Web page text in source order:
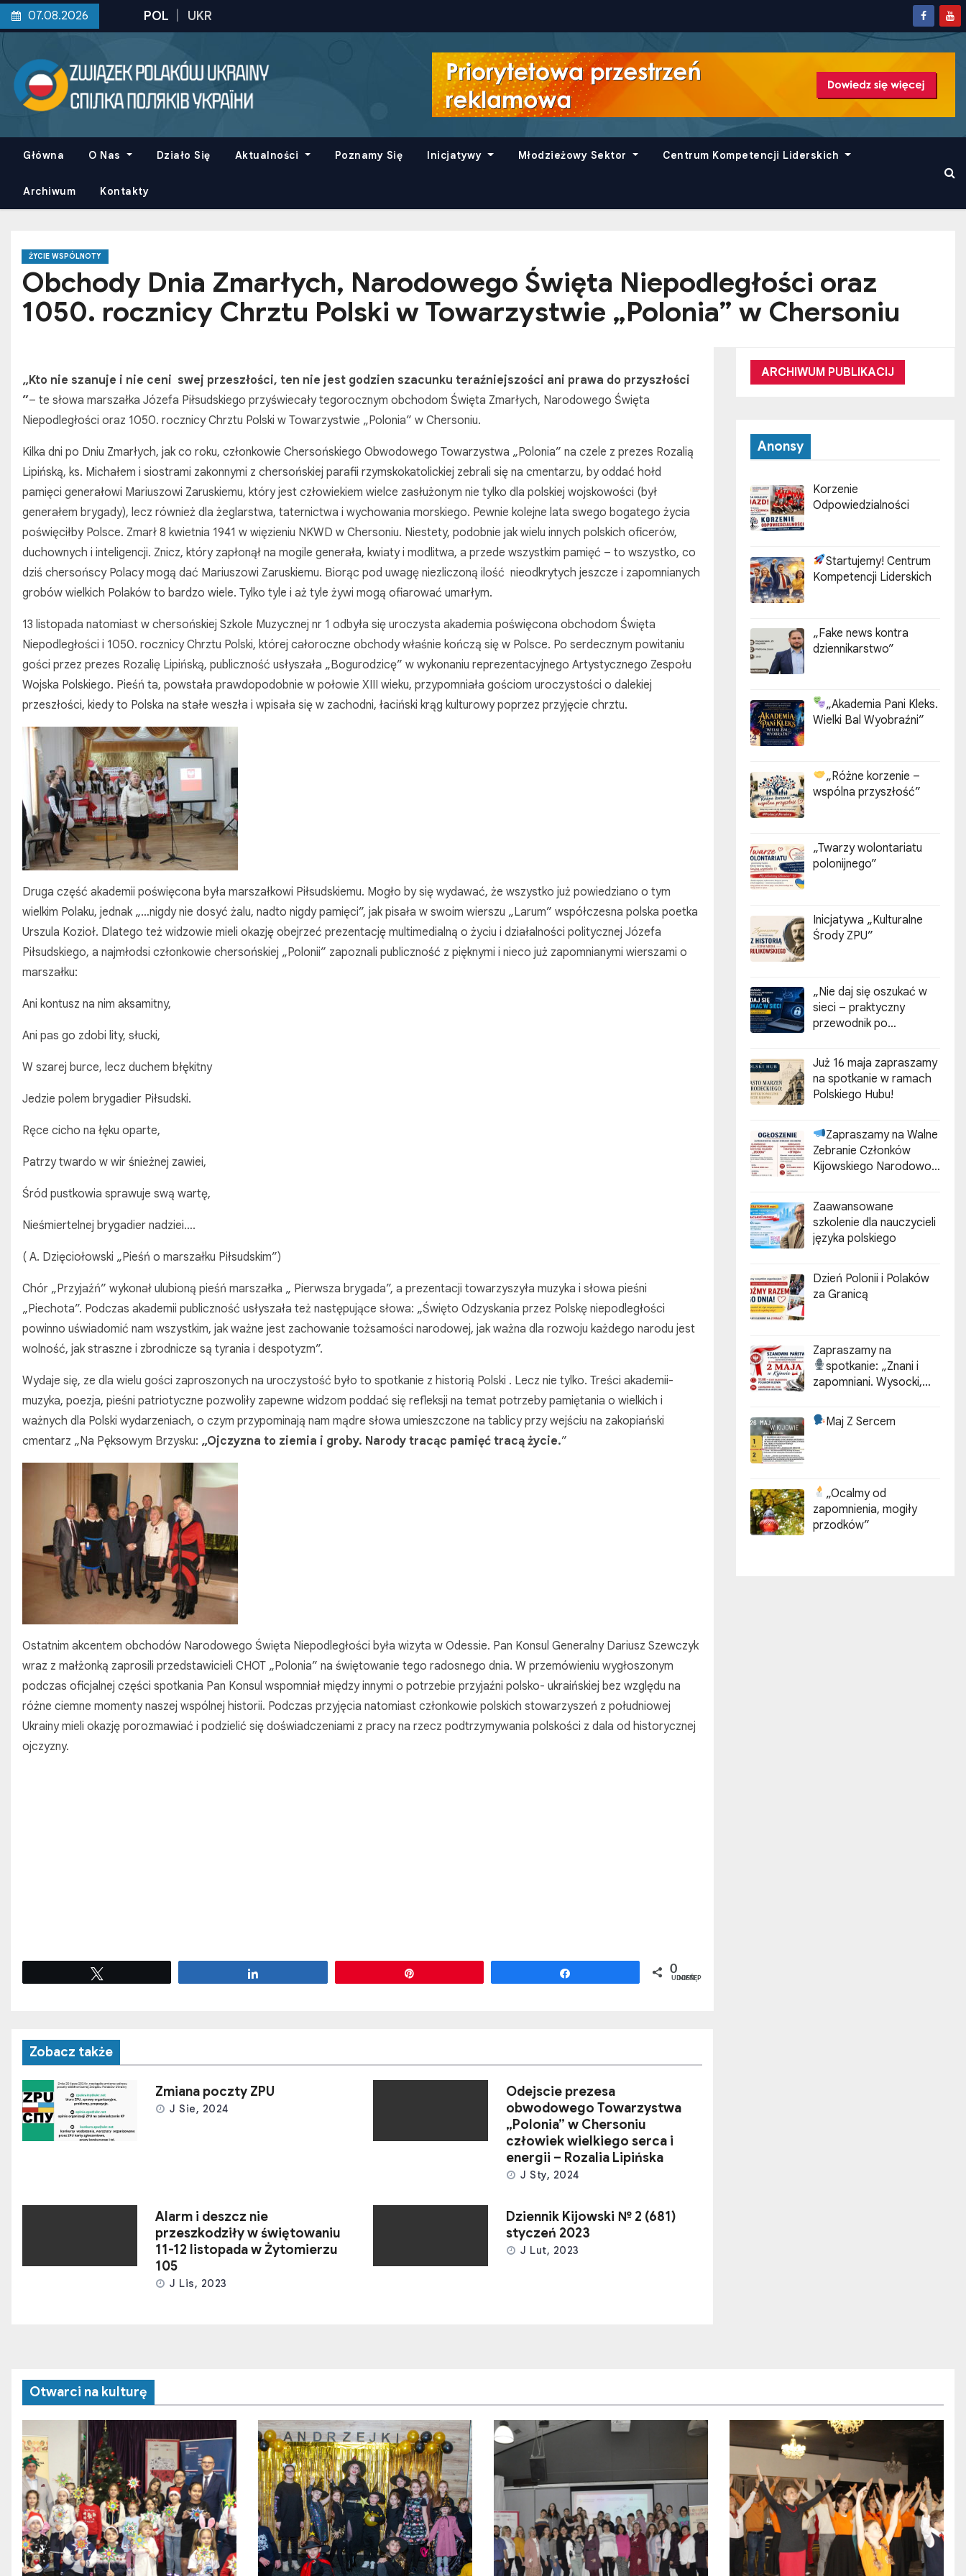
k
e
07.08.2026
Główna O Nas Działo Się Aktualności Poznamy Się Inicjatywy Młodzieżowy Sektor Centrum Kompetencji Liderskich
Archiwum Kontakty
ŻYCIE WSPÓLNOTY
Obchody Dnia Zmarłych, Narodowego Święta Niepodległości oraz
1050. rocznicy Chrztu Polski w Towarzystwie „Polonia” w Chersoniu
„Kto nie szanuje i nie ceni swej przeszłości, ten nie jest godzien szacunku teraźniejszości ani prawa do przyszłości
”– te słowa marszałka Józefa Piłsudskiego przyświecały tegorocznym obchodom Święta Zmarłych, Narodowego Święta
Niepodległości oraz 1050. rocznicy Chrztu Polski w Towarzystwie „Polonia” w Chersoniu.
Kilka dni po Dniu Zmarłych, jak co roku, członkowie Chersońskiego Obwodowego Towarzystwa „Polonia” na czele z prezes Rozalią
Lipińską, ks. Michałem i siostrami zakonnymi z chersońskiej parafii rzymskokatolickiej zebrali się na cmentarzu, by oddać hołd
pamięci generałowi Mariuszowi Zaruskiemu, który jest człowiekiem wielce zasłużonym nie tylko dla polskiej wojskowości (był
generałem brygady), lecz również dla żeglarstwa, taternictwa i wychowania morskiego. Pewnie kolejne lata swego bogatego życia
poświęciłby Polsce. Zmarł 8 kwietnia 1941 w więzieniu NKWD w Chersoniu. Niestety, podobnie jak wielu innych polskich oficerów,
duchownych i inteligencji. Znicz, który zapłonął na mogile generała, kwiaty i modlitwa, a przede wszystkim pamięć – to wszystko, co
dziś chersońscy Polacy mogą dać Mariuszowi Zaruskiemu. Biorąc pod uwagę niezliczoną ilość nieodkrytych jeszcze i zapomnianych
grobów wielkich Polaków to bardzo wiele. Tylko tyle i aż tyle żywi mogą ofiarować umarłym.
13 listopada natomiast w chersońskiej Szkole Muzycznej nr 1 odbyła się uroczysta akademia poświęcona obchodom Święta
Niepodległości i 1050. rocznicy Chrztu Polski, której całoroczne obchody właśnie kończą się w Polsce. Po serdecznym powitaniu
gości przez prezes Rozalię Lipińską, publiczność usłyszała „Bogurodzicę” w wykonaniu reprezentacyjnego Artystycznego Zespołu
Wojska Polskiego. Pieśń ta, powstała prawdopodobnie w połowie XIII wieku, przypomniała gościom uroczystości o dalekiej
przeszłości, kiedy to Polska na stałe weszła i wpisała się w zachodni, łaciński krąg kulturowy poprzez przyjęcie chrztu.
Druga część akademii poświęcona była marszałkowi Piłsudskiemu. Mogło by się wydawać, że wszystko już powiedziano o tym
wielkim Polaku, jednak „…nigdy nie dosyć żalu, nadto nigdy pamięci”, jak pisała w swoim wierszu „Larum” współczesna polska poetka
Urszula Kozioł. Dlatego też widzowie mieli okazję obejrzeć prezentację multimedialną o życiu i działalności politycznej Józefa
Piłsudskiego, a najmłodsi członkowie chersońskiej „Polonii” zapoznali publiczność z pięknymi i nieco już zapomnianymi wierszami o
marszałku:
Ani kontusz na nim aksamitny,
Ani pas go zdobi lity, słucki,
W szarej burce, lecz duchem błękitny
Jedzie polem brygadier Piłsudski.
Ręce cicho na łęku oparte,
Patrzy twardo w wir śnieżnej zawiei,
Śród pustkowia sprawuje swą wartę,
Nieśmiertelnej brygadier nadziei….
( A. Dzięciołowski „Pieśń o marszałku Piłsudskim”)
Chór „Przyjaźń” wykonał ulubioną pieśń marszałka „ Pierwsza brygada”, a prezentacji towarzyszyła muzyka i słowa pieśni
„Piechota”. Podczas akademii publiczność usłyszała też następujące słowa: „Święto Odzyskania przez Polskę niepodległości
powinno uświadomić nam wszystkim, jak ważne jest zachowanie tożsamości narodowej, jak ważna dla rozwoju każdego narodu jest
wolność, jak straszne i zbrodnicze są tyrania i despotyzm”.
Wydaje się, ze dla wielu gości zaproszonych na uroczystość było to spotkanie z historią Polski . Lecz nie tylko. Treści akademii-
muzyka, poezja, pieśni patriotyczne pozwoliły zapewne widzom poddać się refleksji na temat potrzeby pamiętania o wielkich i
ważnych dla Polski wydarzeniach, o czym przypominają nam mądre słowa umieszczone na tablicy przy wejściu na zakopiański
cmentarz „Na Pęksowym Brzysku: „Ojczyzna to ziemia i groby. Narody tracąc pamięć tracą życie.”
Ostatnim akcentem obchodów Narodowego Święta Niepodległości była wizyta w Odessie. Pan Konsul Generalny Dariusz Szewczyk
wraz z małżonką zaprosili przedstawicieli CHOT „Polonia” na świętowanie tego radosnego dnia. W przemówieniu wygłoszonym
podczas oficjalnej części spotkania Pan Konsul wspomniał między innymi o potrzebie przyjaźni polsko- ukraińskiej bez względu na
różne ciemne momenty naszej wspólnej historii. Podczas przyjęcia natomiast członkowie polskich stowarzyszeń z południowej
Ukrainy mieli okazję porozmawiać i podzielić się doświadczeniami z pracy na rzecz podtrzymywania polskości z dala od historycznej
ojczyzny.
0
UDOSTĘPNIEŃ
Zobacz także
Zmiana poczty ZPU
J Sie, 2024
Odejscie prezesa
obwodowego Towarzystwa
„Polonia” w Chersoniu
człowiek wielkiego serca i
energii – Rozalia Lipińska
J Sty, 2024
Alarm i deszcz nie
przeszkodziły w świętowaniu
11-12 listopada w Żytomierzu
105
J Lis, 2023
Dziennik Kijowski № 2 (681)
styczeń 2023
J Lut, 2023
ARCHIWUM PUBLIKACIJ
Anonsy
Korzenie
Odpowiedzialności
Startujemy! Centrum
Kompetencji Liderskich
„Fake news kontra
dziennikarstwo”
„Akademia Pani Kleks.
Wielki Bal Wyobraźni”
„Różne korzenie –
wspólna przyszłość”
„Twarzy wolontariatu
polonijnego”
Inicjatywa „Kulturalne
Środy ZPU”
„Nie daj się oszukać w
sieci – praktyczny
przewodnik po
Już 16 maja zapraszamy
na spotkanie w ramach
Polskiego Hubu!
Zapraszamy na Walne
Zebranie Członków
Kijowskiego Narodowo-
Stowarzyszenia Polaków
„ZGODA”
Zaawansowane
szkolenie dla nauczycieli
języka polskiego
Dzień Polonii i Polaków
za Granicą
Zapraszamy na
spotkanie: „Znani i
zapomniani. Wysocki,
historii Kijowa”
Maj Z Sercem
„Ocalmy od
zapomnienia, mogiły
przodków”
Otwarci na kulturę